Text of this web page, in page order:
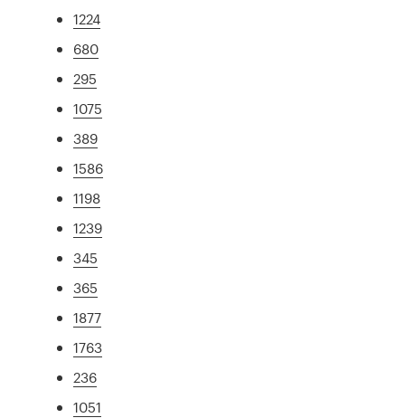
1224
680
295
1075
389
1586
1198
1239
345
365
1877
1763
236
1051